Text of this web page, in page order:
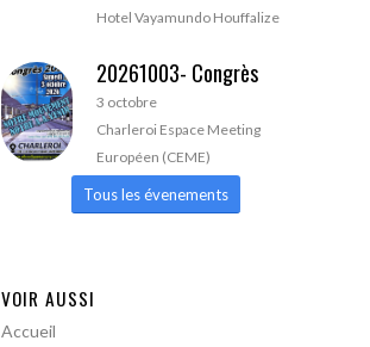
Hotel Vayamundo Houffalize
20261003- Congrès
3 octobre
Charleroi Espace Meeting
Européen (CEME)
Tous les évenements
VOIR AUSSI
Accueil